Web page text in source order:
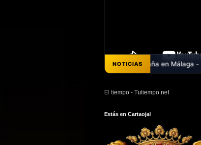
NOTICIAS
El tiempo - Tutiempo.net
Estás en Cartaojal